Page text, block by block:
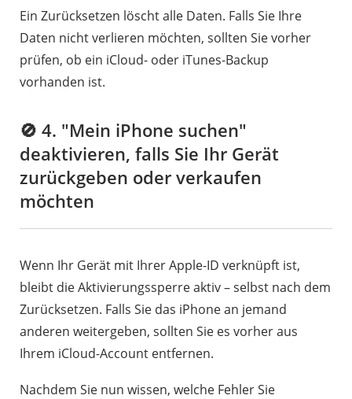
Ein Zurücksetzen löscht alle Daten. Falls Sie Ihre
Daten nicht verlieren möchten, sollten Sie vorher
prüfen, ob ein iCloud- oder iTunes-Backup
vorhanden ist.
🚫 4. "Mein iPhone suchen"
deaktivieren, falls Sie Ihr Gerät
zurückgeben oder verkaufen
möchten
Wenn Ihr Gerät mit Ihrer Apple-ID verknüpft ist,
bleibt die Aktivierungssperre aktiv – selbst nach dem
Zurücksetzen. Falls Sie das iPhone an jemand
anderen weitergeben, sollten Sie es vorher aus
Ihrem iCloud-Account entfernen.
Nachdem Sie nun wissen, welche Fehler Sie